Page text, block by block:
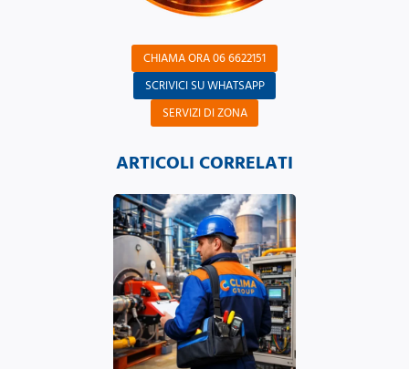
CHIAMA ORA 06 6622151
SCRIVICI SU WHATSAPP
SERVIZI DI ZONA
ARTICOLI CORRELATI